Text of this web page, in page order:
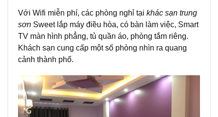
Với Wifi miễn phí, các phòng nghỉ tại khác sạn trung
sơn Sweet lắp máy điều hòa, có bàn làm việc, Smart
TV màn hình phẳng, tủ quần áo, phòng tắm riêng.
Khách sạn cung cấp một số phòng nhìn ra quang
cảnh thành phố.